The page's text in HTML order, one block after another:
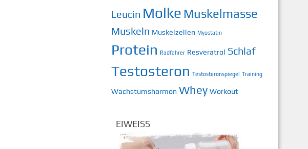
Leucin Molke Muskelmasse
Muskeln Muskelzellen Myostatin
Protein Radfahrer Resveratrol Schlaf
Testosteron Testosteronspiegel Training
Wachstumshormon Whey Workout
EIWEISS